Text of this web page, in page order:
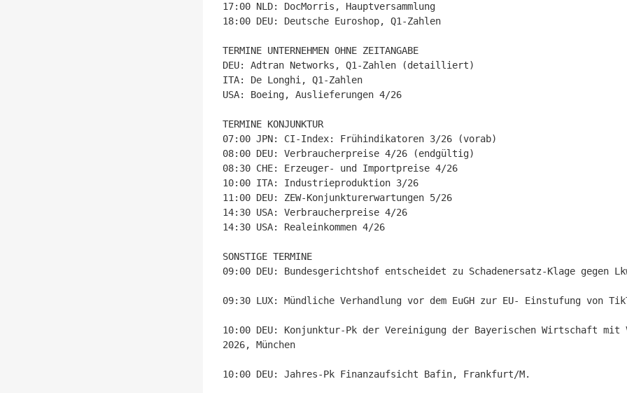
17:00 NLD: DocMorris, Hauptversammlung
18:00 DEU: Deutsche Euroshop, Q1-Zahlen
TERMINE UNTERNEHMEN OHNE ZEITANGABE
DEU: Adtran Networks, Q1-Zahlen (detailliert)
ITA: De Longhi, Q1-Zahlen
USA: Boeing, Auslieferungen 4/26
TERMINE KONJUNKTUR
07:00 JPN: CI-Index: Frühindikatoren 3/26 (vorab)
08:00 DEU: Verbraucherpreise 4/26 (endgültig)
08:30 CHE: Erzeuger- und Importpreise 4/26
10:00 ITA: Industrieproduktion 3/26
11:00 DEU: ZEW-Konjunkturerwartungen 5/26
14:30 USA: Verbraucherpreise 4/26
14:30 USA: Realeinkommen 4/26
SONSTIGE TERMINE
09:00 DEU: Bundesgerichtshof entscheidet zu Schadenersatz-Klage gegen
09:30 LUX: Mündliche Verhandlung vor dem EuGH zur EU- Einstufung von
10:00 DEU: Konjunktur-Pk der Vereinigung der Bayerischen Wirtschaft
2026, München
10:00 DEU: Jahres-Pk Finanzaufsicht Bafin, Frankfurt/M.